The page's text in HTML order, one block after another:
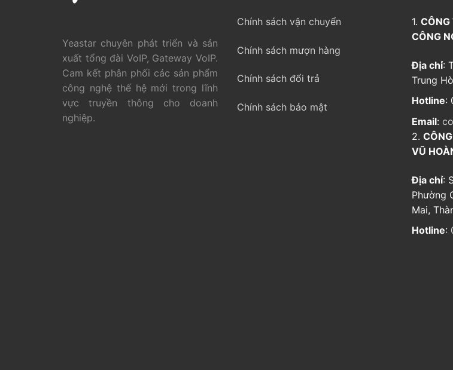
Yeastar chuyên phát triển và sản
xuất tổng đài VoIP, Gateway VoIP.
Cam kết phân phối các sản phẩm
công nghệ thế hệ mới trong lĩnh
vực truyền thông cho doanh
nghiệp.
Chính sách vận chuyển
Chính sách mượn hàng
Chính sách đổi trả
Chính sách bảo mật
1. CÔNG
CÔNG
Địa chỉ:
Trung
Hotline:
Email:
2.
VŨ
Địa chỉ:
Phường
Mai,
Hotline: